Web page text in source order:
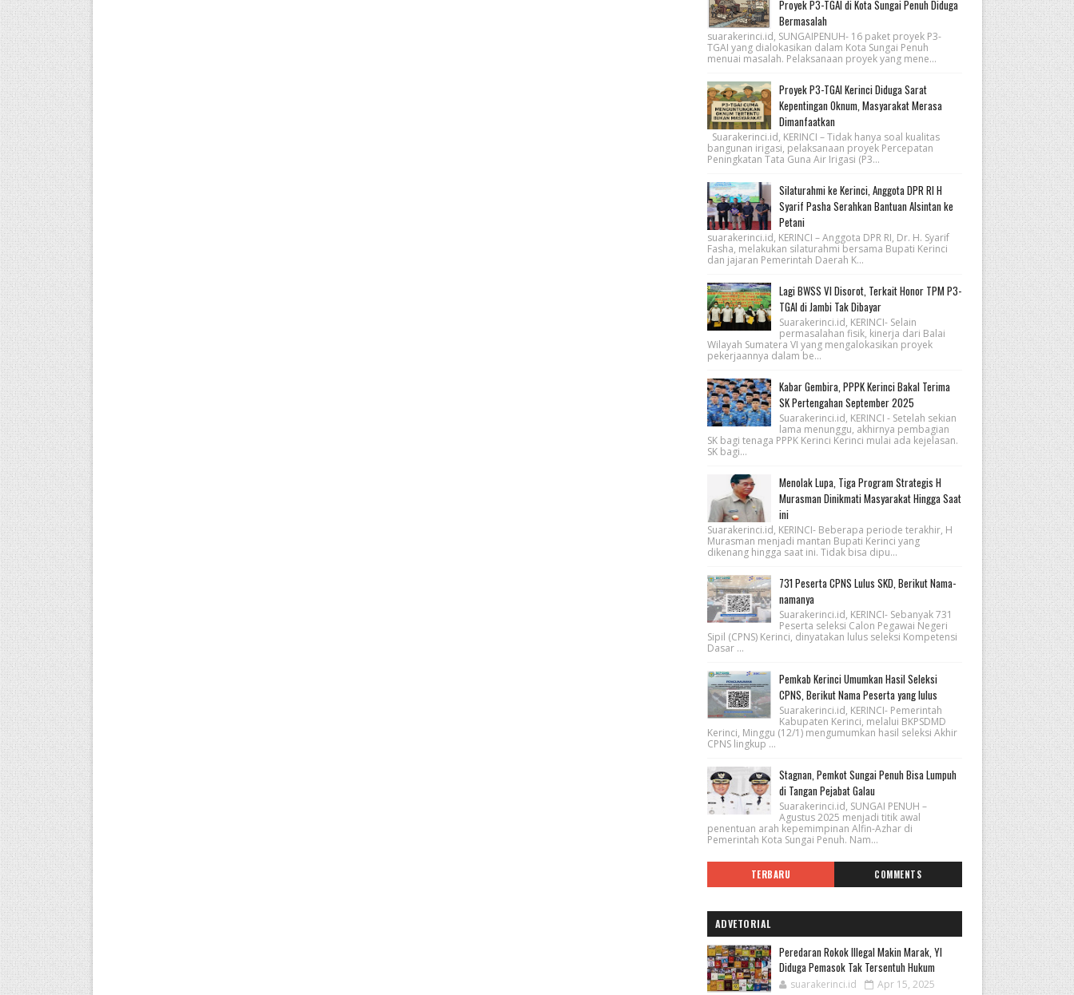
Proyek P3-TGAI di Kota Sungai Penuh Diduga
Bermasalah
suarakerinci.id, SUNGAIPENUH- 16 paket proyek P3-
TGAI yang dialokasikan dalam Kota Sungai Penuh
menuai masalah. Pelaksanaan proyek yang mene...
Proyek P3-TGAI Kerinci Diduga Sarat
Kepentingan Oknum, Masyarakat Merasa
Dimanfaatkan
Suarakerinci.id, KERINCI – Tidak hanya soal kualitas
bangunan irigasi, pelaksanaan proyek Percepatan
Peningkatan Tata Guna Air Irigasi (P3...
Silaturahmi ke Kerinci, Anggota DPR RI H
Syarif Pasha Serahkan Bantuan Alsintan ke
Petani
suarakerinci.id, KERINCI – Anggota DPR RI, Dr. H. Syarif
Fasha, melakukan silaturahmi bersama Bupati Kerinci
dan jajaran Pemerintah Daerah K...
Lagi BWSS VI Disorot, Terkait Honor TPM P3-
TGAI di Jambi Tak Dibayar
Suarakerinci.id, KERINCI- Selain
permasalahan fisik, kinerja dari Balai
Wilayah Sumatera VI yang mengalokasikan proyek
pekerjaannya dalam be...
Kabar Gembira, PPPK Kerinci Bakal Terima
SK Pertengahan September 2025
Suarakerinci.id, KERINCI - Setelah sekian
lama menunggu, akhirnya pembagian
SK bagi tenaga PPPK Kerinci Kerinci mulai ada kejelasan.
SK bagi...
Menolak Lupa, Tiga Program Strategis H
Murasman Dinikmati Masyarakat Hingga Saat
ini
Suarakerinci.id, KERINCI- Beberapa periode terakhir, H
Murasman menjadi mantan Bupati Kerinci yang
dikenang hingga saat ini. Tidak bisa dipu...
731 Peserta CPNS Lulus SKD, Berikut Nama-
namanya
Suarakerinci.id, KERINCI- Sebanyak 731
Peserta seleksi Calon Pegawai Negeri
Sipil (CPNS) Kerinci, dinyatakan lulus seleksi Kompetensi
Dasar ...
Pemkab Kerinci Umumkan Hasil Seleksi
CPNS, Berikut Nama Peserta yang lulus
Suarakerinci.id, KERINCI- Pemerintah
Kabupaten Kerinci, melalui BKPSDMD
Kerinci, Minggu (12/1) mengumumkan hasil seleksi Akhir
CPNS lingkup ...
Stagnan, Pemkot Sungai Penuh Bisa Lumpuh
di Tangan Pejabat Galau
Suarakerinci.id, SUNGAI PENUH –
Agustus 2025 menjadi titik awal
penentuan arah kepemimpinan Alfin-Azhar di
Pemerintah Kota Sungai Penuh. Nam...
TERBARU COMMENTS
ADVETORIAL
Peredaran Rokok Illegal Makin Marak, YI
Diduga Pemasok Tak Tersentuh Hukum
suarakerinci.id Apr 15, 2025